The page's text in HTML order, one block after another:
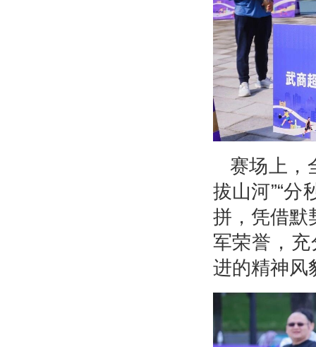
赛场上，
拔山河”“分
拼，凭借默
军荣誉，
进的精神风